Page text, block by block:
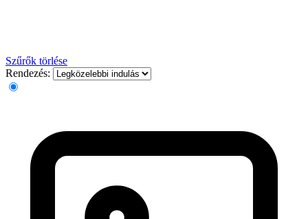
Szűrők törlése
Rendezés: